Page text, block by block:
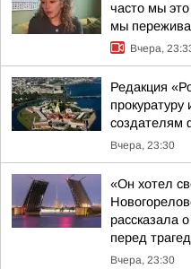
часто мы
мы
Вчера,
Редакция
прокуратуру
создателям
Вчера, 23:30
«Он хотел
рассказала
перед
Вчера, 23:30